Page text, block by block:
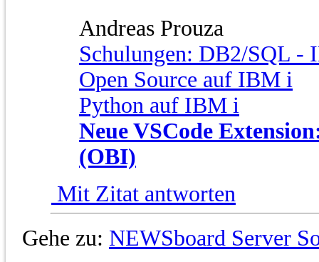
Andreas Prouza
Schulungen: DB2/SQL -
Open Source auf IBM i
Python auf IBM i
Neue VSCode
(OBI)
Mit Zitat antworten
Gehe zu: NEWSboard Server